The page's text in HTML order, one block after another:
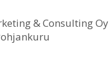
& Consulting Oy